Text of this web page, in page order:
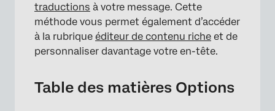
traductions à votre message. Cette
méthode vous permet également d’accéder
à la rubrique éditeur de contenu riche et de
personnaliser davantage votre en-tête.
Table des matières Options